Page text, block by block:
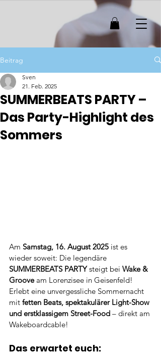
Beitrag
SUMMERBEATS PARTY –
Das Party-Highlight des
Sommers
Sven
21. Feb. 2025
Am Samstag, 16. August 2025 ist es
wieder soweit: Die legendäre
SUMMERBEATS PARTY steigt bei Wake &
Groove am Lorenzisee in Geisenfeld!
Erlebt eine unvergessliche Sommernacht
mit fetten Beats, spektakulärer Light-Show
und erstklassigem Street-Food – direkt am
Wakeboardcable!
Das erwartet euch: